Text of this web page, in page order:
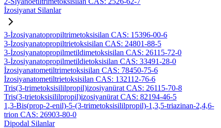
İzosiyanat Silanlar
3-İzosiyanatopropiltrimetoksisilan CAS: 15396-00-6
3-İzosiyanatopropiltrietoksisilan CAS: 24801-88-5
3-İzosiyanatopropilmetildimetoksisilan CAS: 26115-72-0
3-İzosiyanatopropilmetildietoksisilan CAS: 33491-28-0
İzosiyanatometiltrimetoksisilan CAS: 78450-75-6
İzosiyanatometiltrietoksisilan CAS: 132112-76-6
Tris(3-trimetoksisililpropil)izosiyanürat CAS: 26115-70-8
Tris(3-trietoksisililpropil)izosiyanürat CAS: 82194-46-5
1,3-Bis(prop-2-enil)-5-(3-trimetoksisililpropil)-1,3,5-triazinan-2,4,6-
trion CAS: 26903-80-0
Dipodal Silanlar